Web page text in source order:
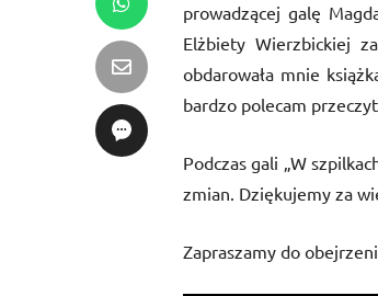
prowadzącej galę
Elżbiety Wierzbickiej
obdarowała mnie
bardzo polecam
Podczas gali „W
zmian. Dziękujemy za
Zapraszamy do